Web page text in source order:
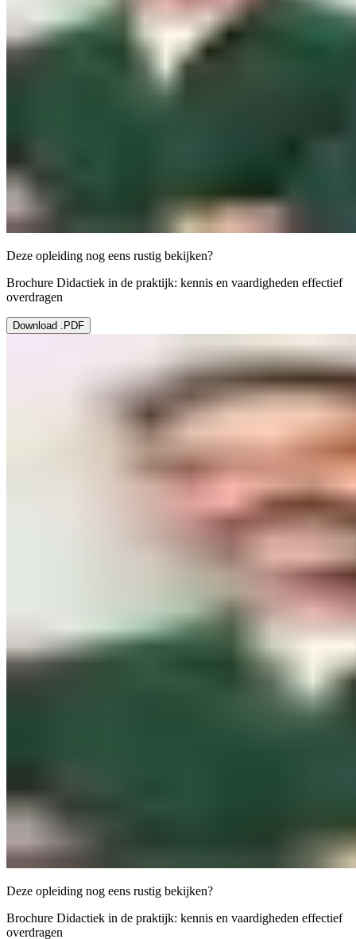
Deze opleiding nog eens rustig bekijken?
Brochure Didactiek in de praktijk: kennis en vaardigheden effectief
overdragen
Download .PDF
Deze opleiding nog eens rustig bekijken?
Brochure Didactiek in de praktijk: kennis en vaardigheden effectief
overdragen